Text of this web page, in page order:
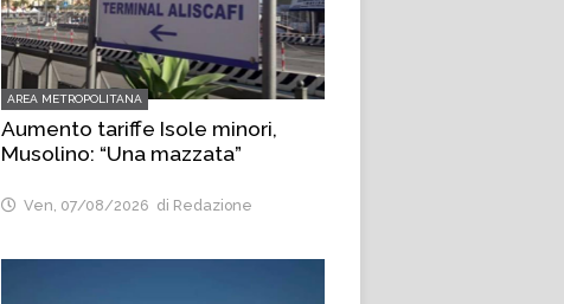
AREA METROPOLITANA
Aumento tariffe Isole minori,
Musolino: “Una mazzata”
Ven, 07/08/2026 di Redazione